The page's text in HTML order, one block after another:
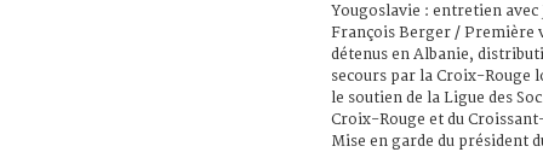
Yougoslavie : entretien avec
François Berger / Première
détenus en Albanie,
secours par la Croix-Rouge
le soutien de la Ligue des
Croix-Rouge et du
Mise en garde du président